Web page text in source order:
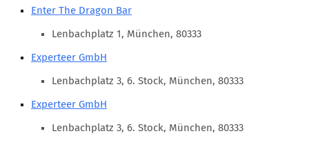
Marketing Pioniere im BVMC
CLUB-KOMMUNIKATION
Newsletter
Clubmagazin
MCM Club TV
MITGLIEDSCHAFT
Enter The Dragon Bar
Lenbachplatz 1, München, 80333
Experteer GmbH
Lenbachplatz 3, 6. Stock, München, 80333
Experteer GmbH
Lenbachplatz 3, 6. Stock, München, 80333